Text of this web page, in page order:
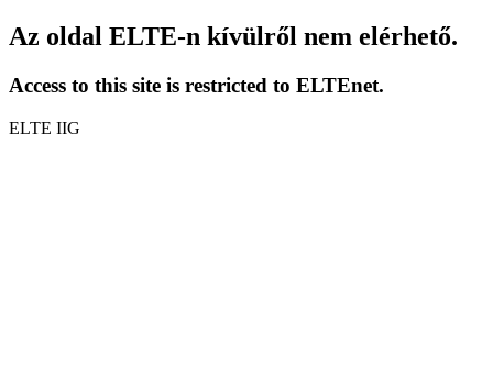
Az oldal ELTE-n kívülről nem elérhető.
Access to this site is restricted to ELTEnet.
ELTE IIG